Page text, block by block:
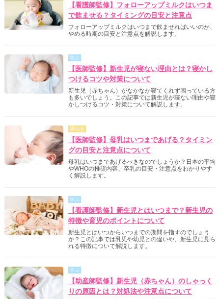
【看護師監修】フォローアップミルクはいつま
で飲ませる？タイミングの目安と注意点
フォローアップミルクはいつまで飲ませればいいのか、
やめる時期の目安と注意点を解説します。
学ぶ
【医師監修】新生児が寝ない理由とは？寝かし
つけるコツや対策について
新生児（赤ちゃん）がなかなか寝てくれず困っている方
も多いでしょう。この記事では新生児が寝ない理由や寝
かしつけるコツ・対策について解説します。
尋ねる
【医師監修】母乳はいつまであげる？タイミン
グの目安と注意点について
母乳はいつまであげるべきなのでしょうか？日本の平均
やWHOの推奨内容、卒乳の目安・注意点をわかりやす
く解説します。
学ぶ
【看護師監修】新生児とはいつまで？新生児の
特徴や育児のポイントについて
新生児とはいつからいつまでの期間を指すのでしょう
か？この記事では乳児や幼児との違いや、新生児に見ら
れる特徴について解説します。
学ぶ
【助産師監修】新生児（赤ちゃん）のしゃっく
りの原因とは？対処法や注意点について